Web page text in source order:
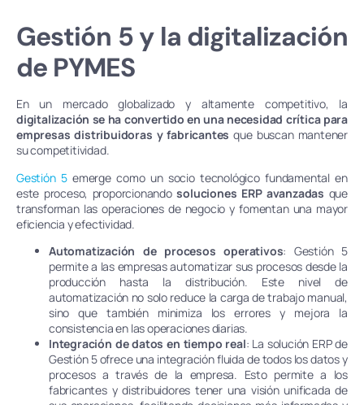
Gestión 5 y la digitalización
de PYMES
En un mercado globalizado y altamente competitivo, la
digitalización se ha convertido en una necesidad crítica para
empresas distribuidoras y fabricantes que buscan mantener
su competitividad.
Gestión 5emerge como un socio tecnológico fundamental en
este proceso, proporcionandosoluciones ERP avanzadas que
transforman las operaciones de negocio y fomentan una mayor
eficiencia y efectividad.
Automatización de procesos operativos: Gestión 5
permite a las empresas automatizar sus procesos desde la
producción hasta la distribución. Este nivel de
automatización no solo reduce la carga de trabajo manual,
sino que también minimiza los errores y mejora la
consistencia en las operaciones diarias.
Integración de datos en tiempo real: La solución ERP de
Gestión 5 ofrece una integración fluida de todos los datos y
procesos a través de la empresa. Esto permite a los
fabricantes y distribuidores tener una visión unificada de